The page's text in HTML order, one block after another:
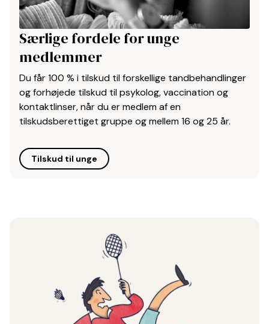
Særlige fordele for unge
medlemmer
Du får 100 % i tilskud til forskellige tandbehandlinger
og forhøjede tilskud til psykolog, vaccination og
kontaktlinser, når du er medlem af en
tilskudsberettiget gruppe og mellem 16 og 25 år.
Tilskud til unge